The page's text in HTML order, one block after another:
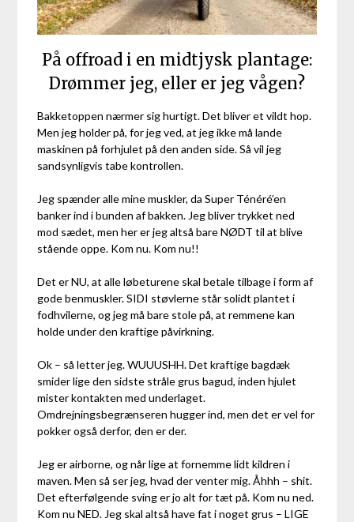
På offroad i en midtjysk plantage:
Drømmer jeg, eller er jeg vågen?
Bakketoppen nærmer sig hurtigt. Det bliver et vildt hop.
Men jeg holder på, for jeg ved, at jeg ikke må lande
maskinen på forhjulet på den anden side. Så vil jeg
sandsynligvis tabe kontrollen.
Jeg spænder alle mine muskler, da Super Ténéré’en
banker ind i bunden af bakken. Jeg bliver trykket ned
mod sædet, men her er jeg altså bare NØDT til at blive
stående oppe. Kom nu. Kom nu!!
Det er NU, at alle løbeturene skal betale tilbage i form af
gode benmuskler. SIDI støvlerne står solidt plantet i
fodhvilerne, og jeg må bare stole på, at remmene kan
holde under den kraftige påvirkning.
Ok – så letter jeg. WUUUSHH. Det kraftige bagdæk
smider lige den sidste stråle grus bagud, inden hjulet
mister kontakten med underlaget.
Omdrejningsbegrænseren hugger ind, men det er vel for
pokker også derfor, den er der.
Jeg er airborne, og når lige at fornemme lidt kildren i
maven. Men så ser jeg, hvad der venter mig. Åhhh – shit.
Det efterfølgende sving er jo alt for tæt på. Kom nu ned.
Kom nu NED. Jeg skal altså have fat i noget grus – LIGE